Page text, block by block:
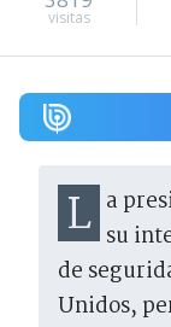
visitas
La presidenta Keiko Fujimori expresó su
de
Unidos,